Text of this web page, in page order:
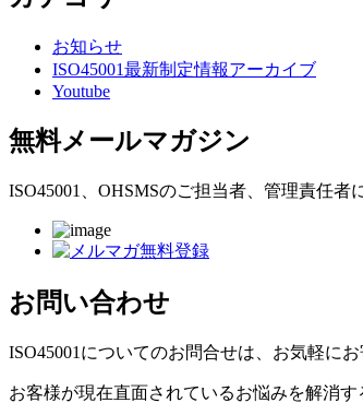
お知らせ
ISO45001最新制定情報アーカイブ
Youtube
無料メールマガジン
ISO45001、OHSMSのご担当者、管理責任
お問い合わせ
ISO45001についてのお問合せは、お気軽にお
お客様が現在直面されているお悩みを解消